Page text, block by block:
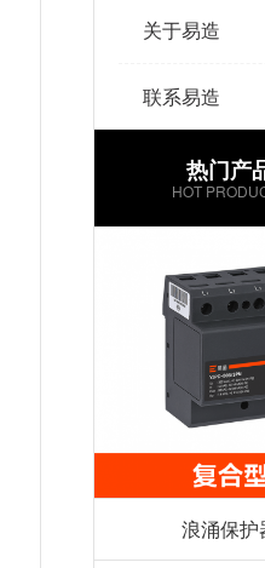
关于易造
联系易造
热门产
HOT
浪涌保护